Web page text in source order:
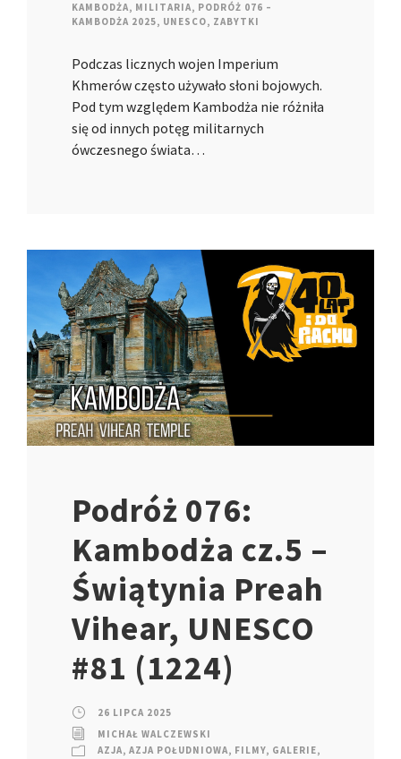
KAMBODŻA, MILITARIA, PODRÓŻ 076 –
KAMBODŻA 2025, UNESCO, ZABYTKI
Podczas licznych wojen Imperium
Khmerów często używało słoni bojowych.
Pod tym względem Kambodża nie różniła
się od innych potęg militarnych
ówczesnego świata…
Podróż 076:
Kambodża cz.5 –
Świątynia Preah
Vihear, UNESCO
#81 (1224)
26 LIPCA 2025
MICHAŁ WALCZEWSKI
AZJA, AZJA POŁUDNIOWA, FILMY, GALERIE,